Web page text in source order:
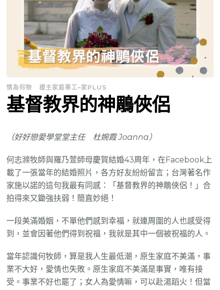
情為何物 證主家庭事工–家PLUS
基督教界的神鵰俠侶
（好好戀愛學堂堂主任 杜婉霞 Joanna）
何志滌牧師與羅乃萱師母慶賀結婚43周年，在Facebook上
載了一張當年的結婚照片，各方好友紛紛留言；台灣著名作
家施以諾的這句我最有同感：「基督教界的神鵰俠侶！」合
拍得來又鋤強扶弱！簡直妙絕！
一段美滿婚姻，不單他們感到幸福，就連周圍的人也感受得
到，並會因著他們得到祝福，我就是其中一個被祝福的人。
當年認識何牧師，算是我人生最低潮，原生家庭不美滿，事
業不大好，愛情也失敗。原生家庭不美滿是事實，唯有接
受。事業不好也罷了；女人為愛情嘛，可以赴湯蹈火！但當